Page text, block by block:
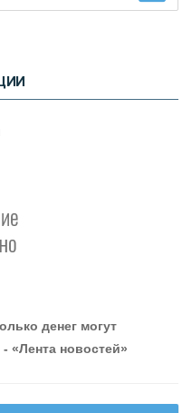
- «Интервью»
денег могут
«Лента новостей»